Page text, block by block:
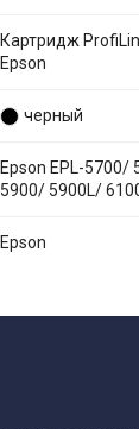
Картридж
Epson
черный
Epson EPL-
5900/ 5900L/
Epson